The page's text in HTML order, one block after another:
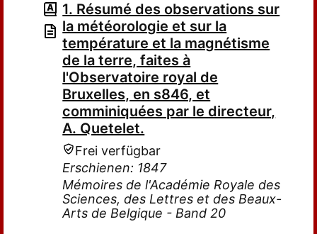
1. Résumé des observations sur
la météorologie et sur la
température et la magnétisme
de la terre, faites à
l'Observatoire royal de
Bruxelles, en s846, et
comminiquées par le directeur,
A. Quetelet.
Frei verfügbar
Erschienen: 1847
Mémoires de l'Académie Royale des
Sciences, des Lettres et des Beaux-
Arts de Belgique - Band 20